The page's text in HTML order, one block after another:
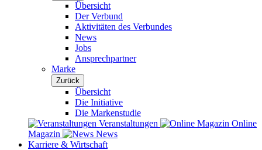
Übersicht
Der Verbund
Aktivitäten des Verbundes
News
Jobs
Ansprechpartner
Marke
Zurück
Übersicht
Die Initiative
Die Markenstudie
Veranstaltungen
Online
Magazin
News
Karriere & Wirtschaft